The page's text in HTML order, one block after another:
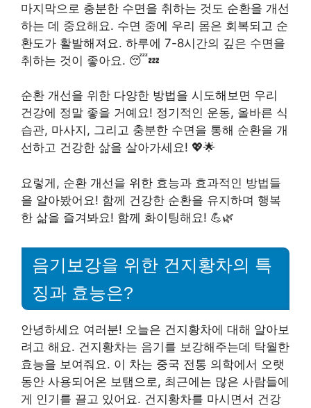
마지막으로 충분한 수면을 취하는 것도 순환을 개선
하는 데 중요해요. 수면 중에 우리 몸은 회복되고 순
환도가 활발해져요. 하루에 7-8시간의 깊은 수면을
취하는 것이 좋아요. 😴💤
순환 개선을 위한 다양한 방법을 시도해보면 우리
건강에 정말 좋을 거예요! 정기적인 운동, 올바른 식
습관, 마사지, 그리고 충분한 수면을 통해 순환을 개
선하고 건강한 삶을 살아가세요! 💖🌟
요렇게, 순환 개선을 위한 효능과 효과적인 방법들
을 알아봤어요! 함께 건강한 순환을 유지하며 행복
한 삶을 즐겨봐요! 함께 화이팅해요! 💪🌿
음기보강을 위한 건지황차의 특
징과 효능은?
안녕하세요 여러분! 오늘은 건지황차에 대해 알아보
려고 해요. 건지황차는 음기를 보강해주는데 탁월한
효능을 보여줘요. 이 차는 중국 전통 의학에서 오랫
동안 사용되어온 보탬으로, 최근에는 많은 사람들에
게 인기를 끌고 있어요. 건지황차를 마시면서 건강